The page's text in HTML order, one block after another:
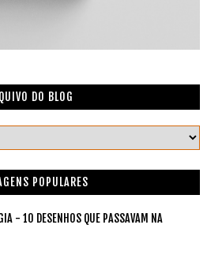
DO BLOG
POPULARES
- 10 DESENHOS QUE PASSAVAM NA